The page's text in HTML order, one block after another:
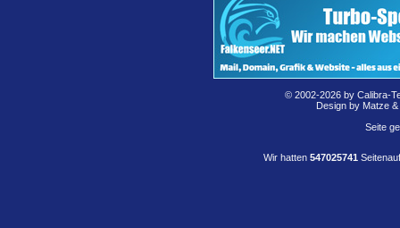
© 2002-2026 by Calibra-
Design by Matze
Seite
Wir hatten 547025741